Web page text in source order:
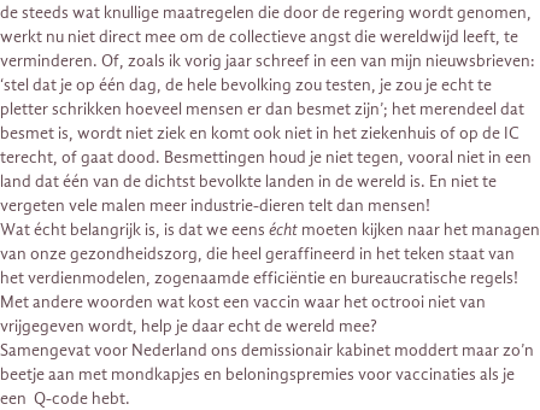
de steeds wat knullige maatregelen die door de regering wordt genomen,
werkt nu niet direct mee om de collectieve angst die wereldwijd leeft, te
verminderen. Of, zoals ik vorig jaar schreef in een van mijn nieuwsbrieven:
‘stel dat je op één dag, de hele bevolking zou testen, je zou je echt te
pletter schrikken hoeveel mensen er dan besmet zijn’; het merendeel dat
besmet is, wordt niet ziek en komt ook niet in het ziekenhuis of op de IC
terecht, of gaat dood. Besmettingen houd je niet tegen, vooral niet in een
land dat één van de dichtst bevolkte landen in de wereld is. En niet te
vergeten vele malen meer industrie-dieren telt dan mensen!
Wat écht belangrijk is, is dat we eens écht moeten kijken naar het managen
van onze gezondheidszorg, die heel geraffineerd in het teken staat van
het verdienmodelen, zogenaamde efficiëntie en bureaucratische regels!
Met andere woorden wat kost een vaccin waar het octrooi niet van
vrijgegeven wordt, help je daar echt de wereld mee?
Samengevat voor Nederland ons demissionair kabinet moddert maar zo’n
beetje aan met mondkapjes en beloningspremies voor vaccinaties als je
een Q-code hebt.